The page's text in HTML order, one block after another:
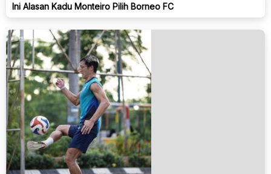
Ini Alasan Kadu Monteiro Pilih Borneo FC